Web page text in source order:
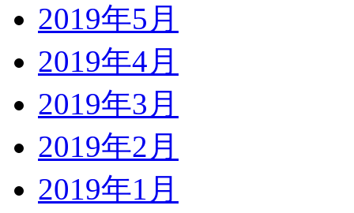
2019年5月
2019年4月
2019年3月
2019年2月
2019年1月